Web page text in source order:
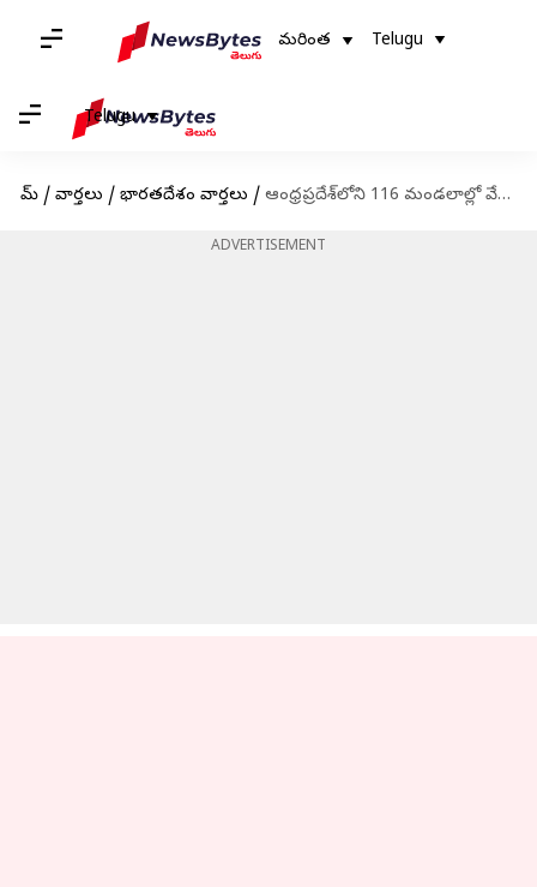
మరింత Telugu
Telugu
హోమ్ / వార్తలు / భారతదేశం వార్తలు / ఆంధ్రప్రదేశ్‌లోని 116 మండలాల్లో వేడిగాలులు; అమసరమైతే బయటకు రావాలని ఐఎండీ సూచన
ADVERTISEMENT